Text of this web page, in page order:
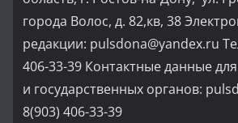
города Волос, д. 82,кв, 38
редакции: pulsdona@yandex.ru
406-33-39 Контактные данные
и государственных органов:
8(903) 406-33-39